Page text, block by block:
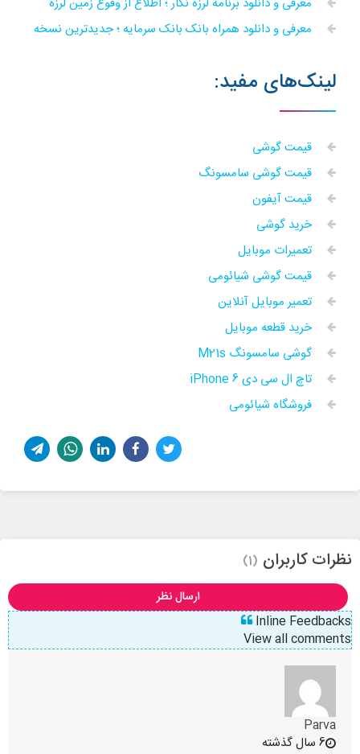
معرفی و دانلود همراه بانک بانک سرمایه ؛ جدیدترین نسخه
لینک‌های مفید:
قیمت گوشی
قیمت گوشی سامسونگ
قیمت آیفون
خرید گوشی
تعمیرات موبایل
قیمت گوشی شیائومی
تعمیر موبایل آنلاین
خرید قطعه موبایل
گوشی سامسونگ M21s
تاچ ال سی دی iPhone 6
فروشگاه شیائومی
نظرات کاربران (1)
ارسال نظر
Inline Feedbacks
View all comments
Parva
6 سال گذشته